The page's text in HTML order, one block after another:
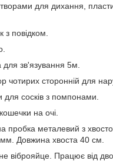
для дихання,
повідком.
для зв'язування 5м.
чотирих сторонній для
сосків з помпонами.
на очі.
пробка металевий з
Довжина хвоста 40 см.
віброяйце. Працює від